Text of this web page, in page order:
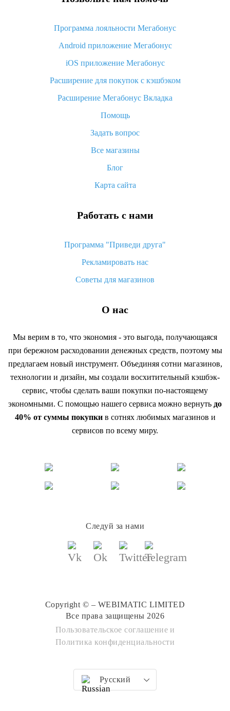
Что делать, если Алиэкспресс просит ввести паспортные
Как узнать, куда пришла посылка с Алиэкспресс
Вы отменили заказ на Алиэкспресс, когда вернут деньги?
Что такое баллы на Алиэкспресс, как их получить и
«AliExpress Standard Shipping»: что это за метод доставки и
как его отслеживать
Как покупать оптом на Алиэкспресс
Что делать, если не пришел товар с Алиэкспресс
возврата денег
Программа лояльности Мегабонус
Android приложение Мегабонус
iOS приложение Мегабонус
Расширение для покупок с кэшбэком
Расширение Мегабонус Вкладка
Помощь
Задать вопрос
Все магазины
Блог
Карта сайта
Работать с нами
Программа "Приведи друга"
Рекламировать нас
Советы для магазинов
О нас
Мы верим в то, что экономия - это выгода, получающаяся
при бережном расходовании денежных средств, поэтому мы
предлагаем новый инструмент. Объединяя сотни магазинов,
технологии и дизайн, мы создали восхитительный кэшбэк-
сервис, чтобы сделать ваши покупки по-настоящему
экономными. С помощью нашего сервиса можно вернуть до
40% от суммы покупкив сотнях любимых магазинов и
сервисов по всему миру.
Следуй за нами
Copyright © – WEBIMATIC LIMITED
Все права защищены 2026
Пользовательское соглашение и
Политика конфиденциальности
Русский